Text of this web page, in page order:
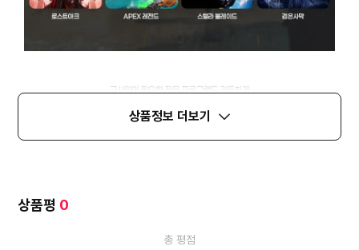
상품정보 더보기
상품평 0
총 평점